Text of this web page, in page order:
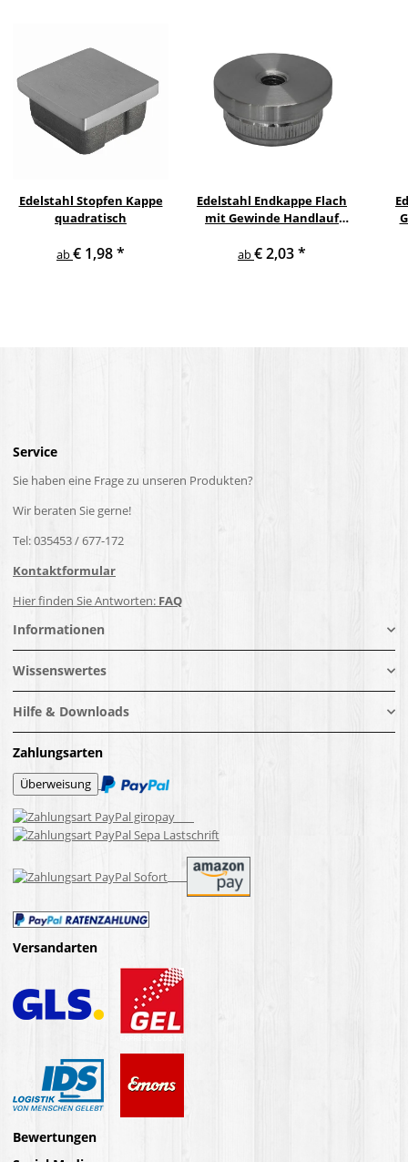
Edelstahl Stopfen Kappe
quadratisch
ab€ 1,98*
Edelstahl Endkappe Flach
mit Gewinde Handlauf
ab€ 2,03*
Service
Sie haben eine Frage zu unseren Produkten?
Wir beraten Sie gerne!
Tel: 035453 / 677-172
Kontaktformular
Hier finden Sie Antworten: FAQ
Informationen
Wissenswertes
Hilfe & Downloads
Zahlungsarten
Versandarten
Bewertungen